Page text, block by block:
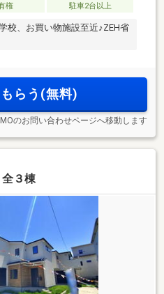
権 駐車2台以上
、お買い物施設至近♪ZEH省
らう(無料)
のお問い合わせページへ移動します
３棟